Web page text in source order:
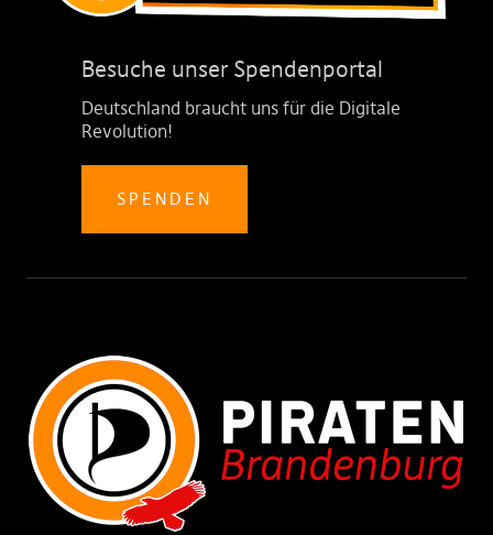
Besuche unser Spendenportal
Deutschland braucht uns für die Digitale
Revolution!
SPENDEN